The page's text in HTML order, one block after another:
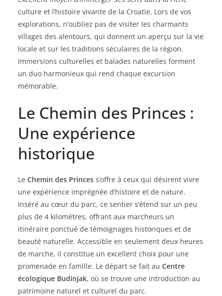
culture et l’histoire vivante de la Croatie. Lors de vos
explorations, n’oubliez pas de visiter les charmants
villages des alentours, qui donnent un aperçu sur la vie
locale et sur les traditions séculaires de la région.
Immersions culturelles et balades naturelles forment
un duo harmonieux qui rend chaque excursion
mémorable.
Le Chemin des Princes :
Une expérience
historique
Le Chemin des Princes s’offre à ceux qui désirent vivre
une expérience imprégnée d’histoire et de nature.
Inséré au cœur du parc, ce sentier s’étend sur un peu
plus de 4 kilomètres, offrant aux marcheurs un
itinéraire ponctué de témoignages historiques et de
beauté naturelle. Accessible en seulement deux heures
de marche, il constitue un excellent choix pour une
promenade en famille. Le départ se fait au Centre
écologique Budinjak, où se trouve une introduction au
patrimoine naturel et culturel du parc.